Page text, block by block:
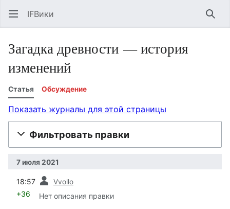
IFВики
Загадка древности — история
изменений
Статья Обсуждение
Показать журналы для этой страницы
Фильтровать правки
7 июля 2021
18:57 Vvollo
+36 Нет описания правки